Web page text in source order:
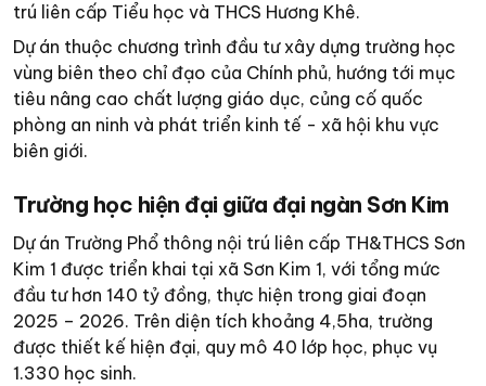
trú liên cấp Tiểu học và THCS Hương Khê.
Dự án thuộc chương trình đầu tư xây dựng trường học
vùng biên theo chỉ đạo của Chính phủ, hướng tới mục
tiêu nâng cao chất lượng giáo dục, củng cố quốc
phòng an ninh và phát triển kinh tế - xã hội khu vực
biên giới.
Trường học hiện đại giữa đại ngàn Sơn Kim
Dự án Trường Phổ thông nội trú liên cấp TH&THCS Sơn
Kim 1 được triển khai tại xã Sơn Kim 1, với tổng mức
đầu tư hơn 140 tỷ đồng, thực hiện trong giai đoạn
2025 – 2026. Trên diện tích khoảng 4,5ha, trường
được thiết kế hiện đại, quy mô 40 lớp học, phục vụ
1.330 học sinh.